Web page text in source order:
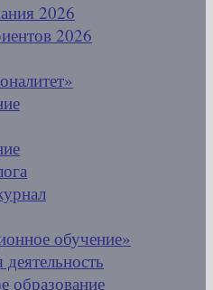
2026
2026
обучение»
образование